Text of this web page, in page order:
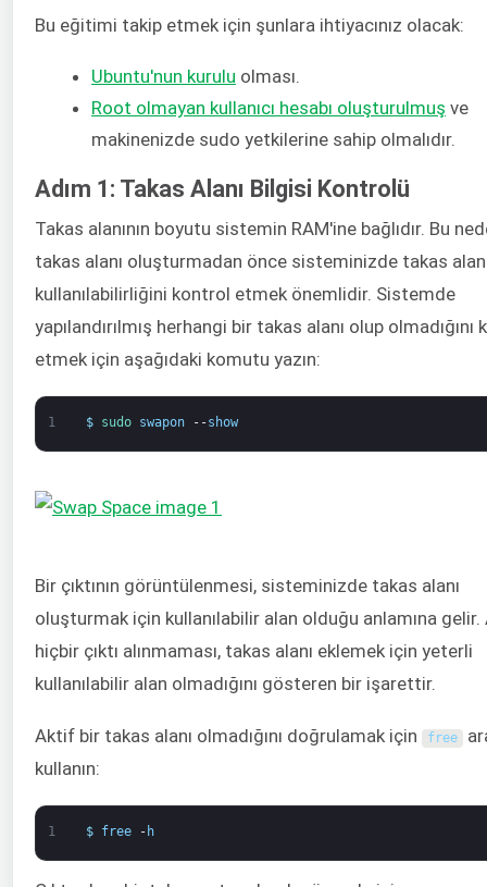
Bu eğitimi takip etmek için şunlara ihtiyacınız olacak:
Ubuntu'nun kurulu olması.
Root olmayan kullanıcı hesabı oluşturulmuş ve
makinenizde sudo yetkilerine sahip olmalıdır.
Adım 1: Takas Alanı Bilgisi Kontrolü
Takas alanının boyutu sistemin RAM'ine bağlıdır. Bu
takas alanı oluşturmadan önce sisteminizde takas
kullanılabilirliğini kontrol etmek önemlidir. Sistemde
yapılandırılmış herhangi bir takas alanı olup olmadığını
etmek için aşağıdaki komutu yazın:
1 $ sudo swapon --show
Bir çıktının görüntülenmesi, sisteminizde takas alanı
oluşturmak için kullanılabilir alan olduğu anlamına gelir.
hiçbir çıktı alınmaması, takas alanı eklemek için yeterli
kullanılabilir alan olmadığını gösteren bir işarettir.
Aktif bir takas alanı olmadığını doğrulamak için free
kullanın:
1 $ free - h